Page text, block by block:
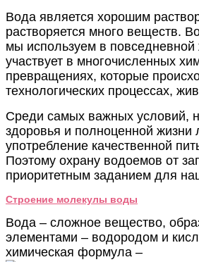
Вода является хорошим
растворяется много веществ.
мы используем в
участвует в многочисленных
превращениях, которые
технологических процессах,
Среди самых важных условий,
здоровья и полноценной жизни
употребление качественной
Поэтому охрану водоемов от
приоритетным заданием для
Строение молекулы воды
Вода – сложное вещество,
элементами – водородом и
химическая формула –